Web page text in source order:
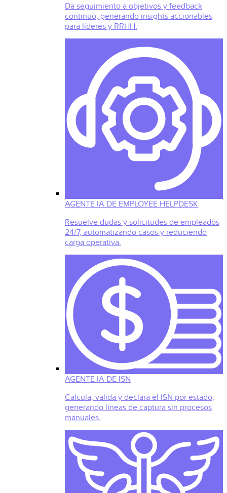
Da seguimiento a objetivos y feedback
continuo, generando insights accionables
para líderes y RRHH.
AGENTE IA DE EMPLOYEE HELPDESK
Resuelve dudas y solicitudes de empleados
24/7, automatizando casos y reduciendo
carga operativa.
AGENTE IA DE ISN
Calcula, valida y declara el ISN por estado,
generando líneas de captura sin procesos
manuales.